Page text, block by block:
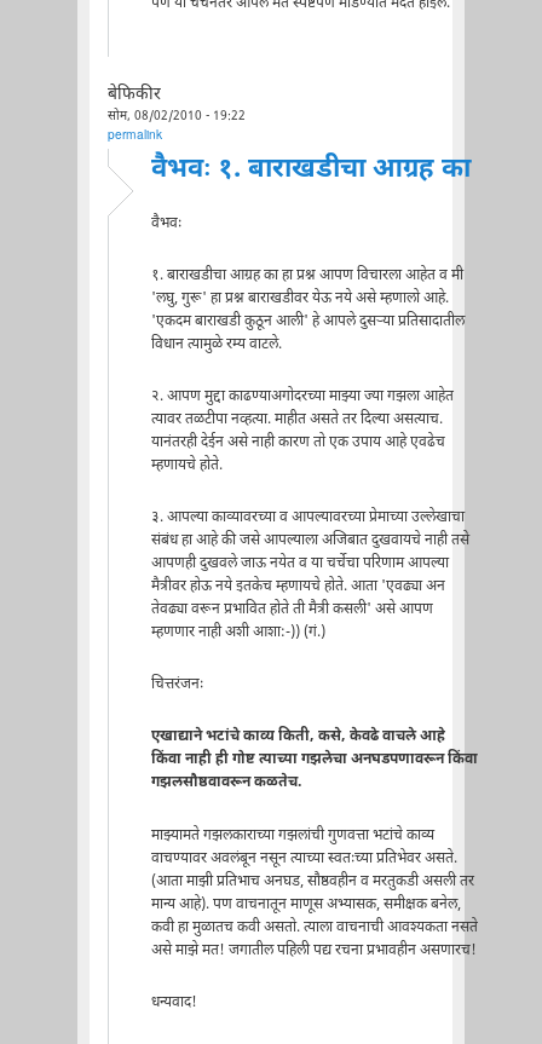
बेफिकीर
सोम, 08/02/2010 - 19:22
permalink
वैभवः १. बाराखडीचा आग्रह का
वैभवः
१. बाराखडीचा आग्रह का हा प्रश्न आपण विचारला आहेत व मी
'लघु, गुरू' हा प्रश्न बाराखडीवर येऊ नये असे म्हणालो आहे.
'एकदम बाराखडी कुठून आली' हे आपले दुसर्‍या प्रतिसादातील
विधान त्यामुळे रम्य वाटले.
२. आपण मुद्दा काढण्याअगोदरच्या माझ्या ज्या गझला आहेत
त्यावर तळटीपा नव्हत्या. माहीत असते तर दिल्या असत्याच.
यानंतरही देईन असे नाही कारण तो एक उपाय आहे एवढेच
म्हणायचे होते.
३. आपल्या काव्यावरच्या व आपल्यावरच्या प्रेमाच्या उल्लेखाचा
संबंध हा आहे की जसे आपल्याला अजिबात दुखवायचे नाही तसे
आपणही दुखवले जाऊ नयेत व या चर्चेचा परिणाम आपल्या
मैत्रीवर होऊ नये इतकेच म्हणायचे होते. आता 'एवढ्या अन
तेवढ्या वरून प्रभावित होते ती मैत्री कसली' असे आपण
म्हणणार नाही अशी आशा:-)) (गं.)
चित्तरंजनः
एखाद्याने भटांचे काव्य किती, कसे, केवढे वाचले आहे
किंवा नाही ही गोष्ट त्याच्या गझलेचा अनघडपणावरून किंवा
गझलसौष्ठवावरून कळतेच.
माझ्यामते गझलकाराच्या गझलांची गुणवत्ता भटांचे काव्य
वाचण्यावर अवलंबून नसून त्याच्या स्वतःच्या प्रतिभेवर असते.
(आता माझी प्रतिभाच अनघड, सौष्ठवहीन व मरतुकडी असली तर
मान्य आहे). पण वाचनातून माणूस अभ्यासक, समीक्षक बनेल,
कवी हा मुळातच कवी असतो. त्याला वाचनाची आवश्यकता नसते
असे माझे मत! जगातील पहिली पद्य रचना प्रभावहीन असणारच!
धन्यवाद!